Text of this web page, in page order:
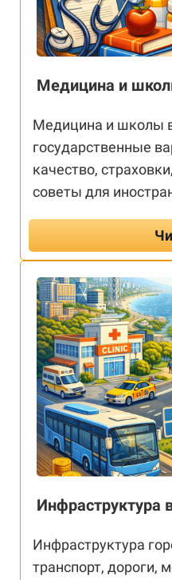
Медицина и
Медицина и школы
государственные
качество,
советы для
Инфраструктура
Инфраструктура
транспорт, дороги,